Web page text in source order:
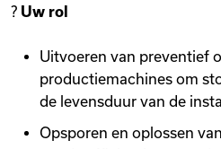
Remote Jobs
? Uw rol
Uitvoeren van preventief
productiemachines om
de levensduur van de
Opsporen en oplossen